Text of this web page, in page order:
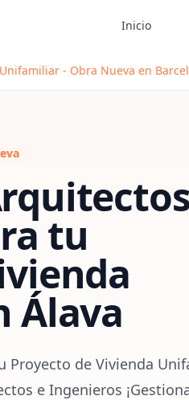
Inicio
- Obra Nueva en
tu
Álava
de Vivienda
e Ingenieros